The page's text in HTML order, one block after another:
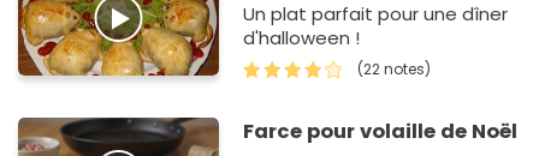
Un plat parfait pour une dîner
d'halloween !
(22 notes)
Farce pour volaille de Noël